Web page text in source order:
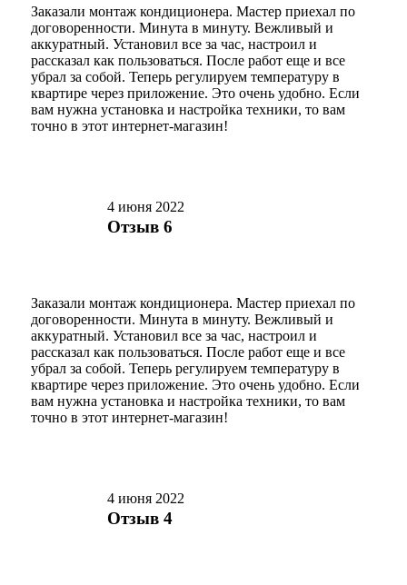
Заказали монтаж кондиционера. Мастер приехал по
договоренности. Минута в минуту. Вежливый и
аккуратный. Установил все за час, настроил и
рассказал как пользоваться. После работ еще и все
убрал за собой. Теперь регулируем температуру в
квартире через приложение. Это очень удобно. Если
вам нужна установка и настройка техники, то вам
точно в этот интернет-магазин!
4 июня 2022
Отзыв 6
Заказали монтаж кондиционера. Мастер приехал по
договоренности. Минута в минуту. Вежливый и
аккуратный. Установил все за час, настроил и
рассказал как пользоваться. После работ еще и все
убрал за собой. Теперь регулируем температуру в
квартире через приложение. Это очень удобно. Если
вам нужна установка и настройка техники, то вам
точно в этот интернет-магазин!
4 июня 2022
Отзыв 4